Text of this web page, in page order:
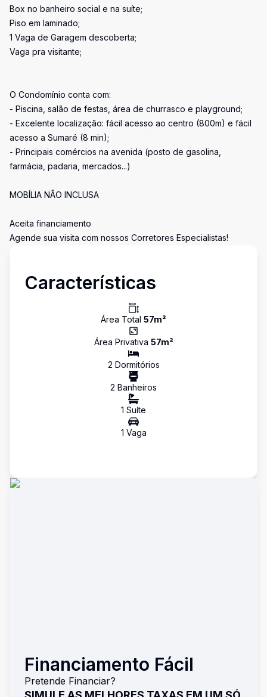
Box no banheiro social e na suíte;
Piso em laminado;
1 Vaga de Garagem descoberta;
Vaga pra visitante;
O Condomínio conta com:
- Piscina, salão de festas, área de churrasco e playground;
- Excelente localização: fácil acesso ao centro (800m) e fácil
acesso a Sumaré (8 min);
- Principais comércios na avenida (posto de gasolina,
farmácia, padaria, mercados...)
MOBÍLIA NÃO INCLUSA
Aceita financiamento
Agende sua visita com nossos Corretores Especialistas!
Características
Área Total 57m²
Área Privativa 57m²
2 Dormitórios
2 Banheiros
1 Suíte
1 Vaga
Financiamento Fácil
Pretende Financiar?